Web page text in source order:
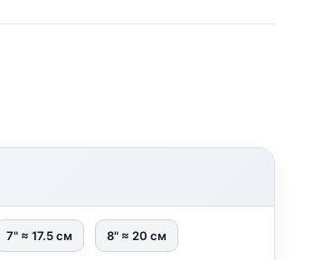
7" ≈ 17.5 см 8" ≈ 20 см